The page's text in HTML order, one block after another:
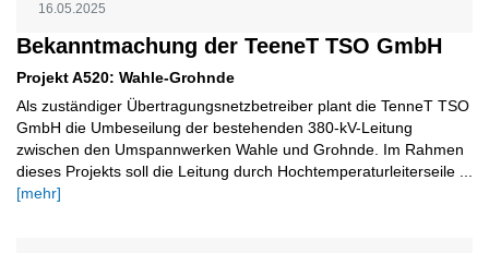
16.05.2025
Bekanntmachung der TeeneT TSO GmbH
Projekt A520: Wahle-Grohnde
Als zuständiger Übertragungsnetzbetreiber plant die TenneT TSO
GmbH die Umbeseilung der bestehenden 380-kV-Leitung
zwischen den Umspannwerken Wahle und Grohnde. Im Rahmen
dieses Projekts soll die Leitung durch Hochtemperaturleiterseile ...
[mehr]